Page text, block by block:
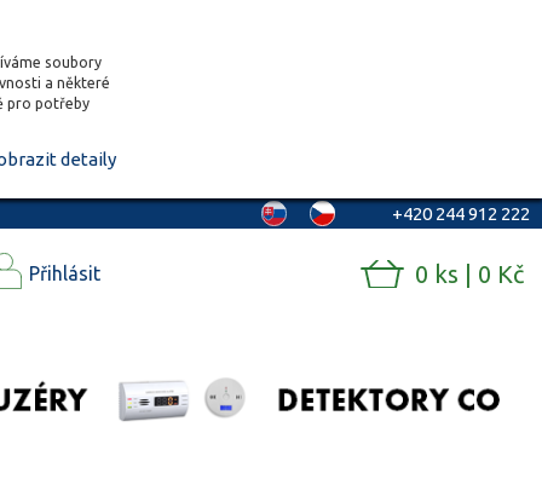
soubory
a některé
pro potřeby
detaily
+420 244 912 222
Přihlásit 0 ks | 0 Kč